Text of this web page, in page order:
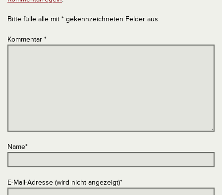
Bitte fülle alle mit * gekennzeichneten Felder aus.
Kommentar *
Name*
E-Mail-Adresse (wird nicht angezeigt)*